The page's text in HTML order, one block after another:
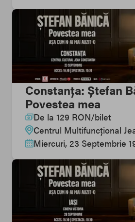
Constanța: Ștefan
Povestea mea
De la 129 RON/bilet
Centrul Multifuncțional
Miercuri, 23 Septembrie